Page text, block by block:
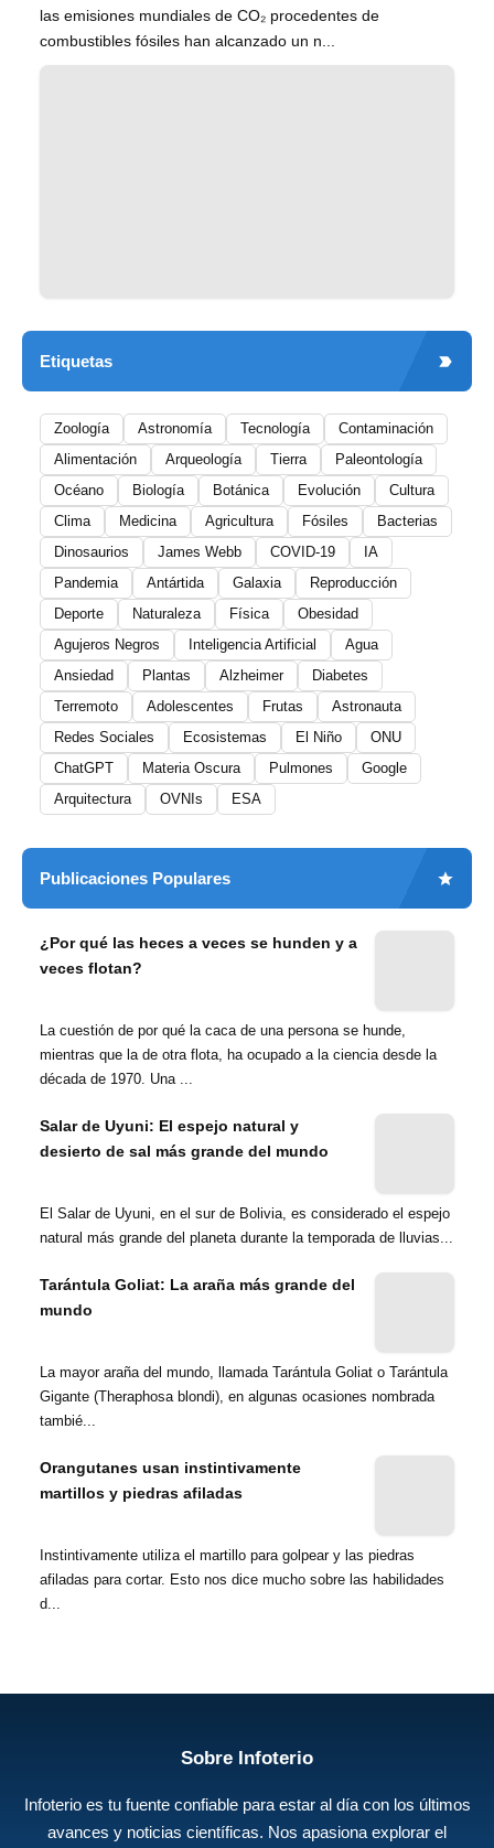
las emisiones mundiales de CO₂ procedentes de
combustibles fósiles han alcanzado un n...
Etiquetas
Zoología Astronomía Tecnología
Contaminación
Alimentación
Arqueología Tierra
Paleontología
Océano
Biología Botánica Evolución
Cultura
Clima
Medicina Agricultura Fósiles
Bacterias
Dinosaurios
James Webb COVID-19
IA
Pandemia
Antártida Galaxia
Reproducción
Deporte
Naturaleza Física
Obesidad
Agujeros Negros
Inteligencia Artificial
Agua
Ansiedad
Plantas Alzheimer
Diabetes
Terremoto
Adolescentes Frutas
Astronauta
Redes Sociales
Ecosistemas El Niño
ONU
ChatGPT
Materia Oscura Pulmones
Google
Arquitectura
OVNIs ESA
Publicaciones Populares
¿Por qué las heces a veces se hunden y a
veces flotan?
La cuestión de por qué la caca de una persona se hunde,
mientras que la de otra flota, ha ocupado a la ciencia desde la
década de 1970. Una ...
Salar de Uyuni: El espejo natural y
desierto de sal más grande del mundo
El Salar de Uyuni, en el sur de Bolivia, es considerado el espejo
natural más grande del planeta durante la temporada de lluvias...
Tarántula Goliat: La araña más grande del
mundo
La mayor araña del mundo, llamada Tarántula Goliat o Tarántula
Gigante (Theraphosa blondi), en algunas ocasiones nombrada
tambié...
Orangutanes usan instintivamente
martillos y piedras afiladas
Instintivamente utiliza el martillo para golpear y las piedras
afiladas para cortar. Esto nos dice mucho sobre las habilidades
d...
Sobre Infoterio
Infoterio es tu fuente confiable para estar al día con los últimos
avances y noticias científicas. Nos apasiona explorar el